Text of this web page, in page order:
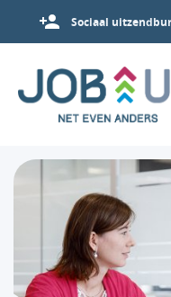
Sociaal